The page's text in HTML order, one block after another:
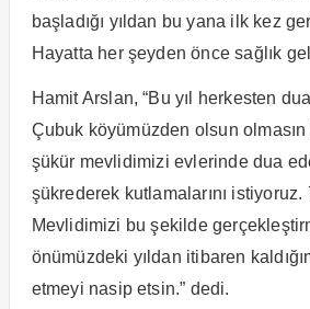
başladığı yıldan bu yana ilk kez
Hayatta her şeyden önce sağlık
Hamit Arslan, “Bu yıl herkesten
Çubuk köyümüzden olsun
şükür mevlidimizi evlerinde dua
şükrederek kutlamalarını istiyoruz.
Mevlidimizi bu şekilde
önümüzdeki yıldan itibaren
etmeyi nasip etsin.” dedi.